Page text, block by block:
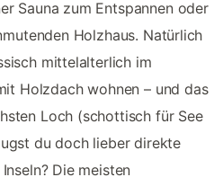
Sauna zum Entspannen oder
Holzhaus. Natürlich
mittelalterlich im
Holzdach wohnen – und das
Loch (schottisch für See
du doch lieber direkte
Die meisten